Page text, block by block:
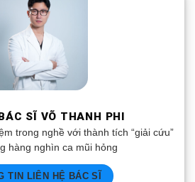
SĨ VÕ THANH PHI
trong nghề với thành tích “giải cứu”
hàng nghìn ca mũi hỏng
TIN LIÊN HỆ BÁC SĨ